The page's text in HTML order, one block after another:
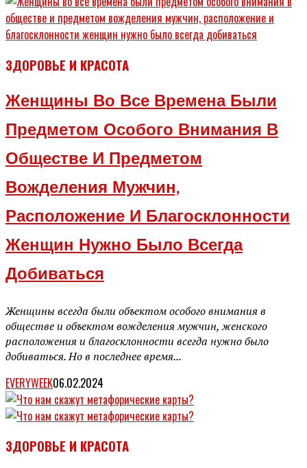
ЗДОРОВЬЕ И КРАСОТА
Женщины Во Все Времена Были
Предметом Особого Внимания В
Обществе И Предметом
Вожделения Мужчин,
Расположение И Благосклонности
Женщин Нужно Было Всегда
Добиваться
Женщины всегда были объектом особого внимания в
обществе и объектом вожделения мужчин, женского
расположения и благосклонности всегда нужно было
добиваться. Но в последнее время...
EVERYWEEK06.02.2024
ЗДОРОВЬЕ И КРАСОТА